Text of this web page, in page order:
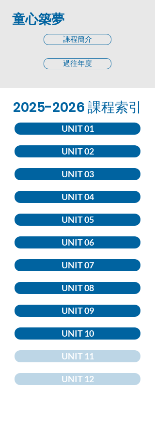
童心築夢
課程簡介
過往年度
2025-2026課程索引
UNIT 01
UNIT 02
UNIT 03
UNIT 04
UNIT 05
UNIT 06
UNIT 07
UNIT 08
UNIT 09
UNIT 10
UNIT 11
UNIT 12